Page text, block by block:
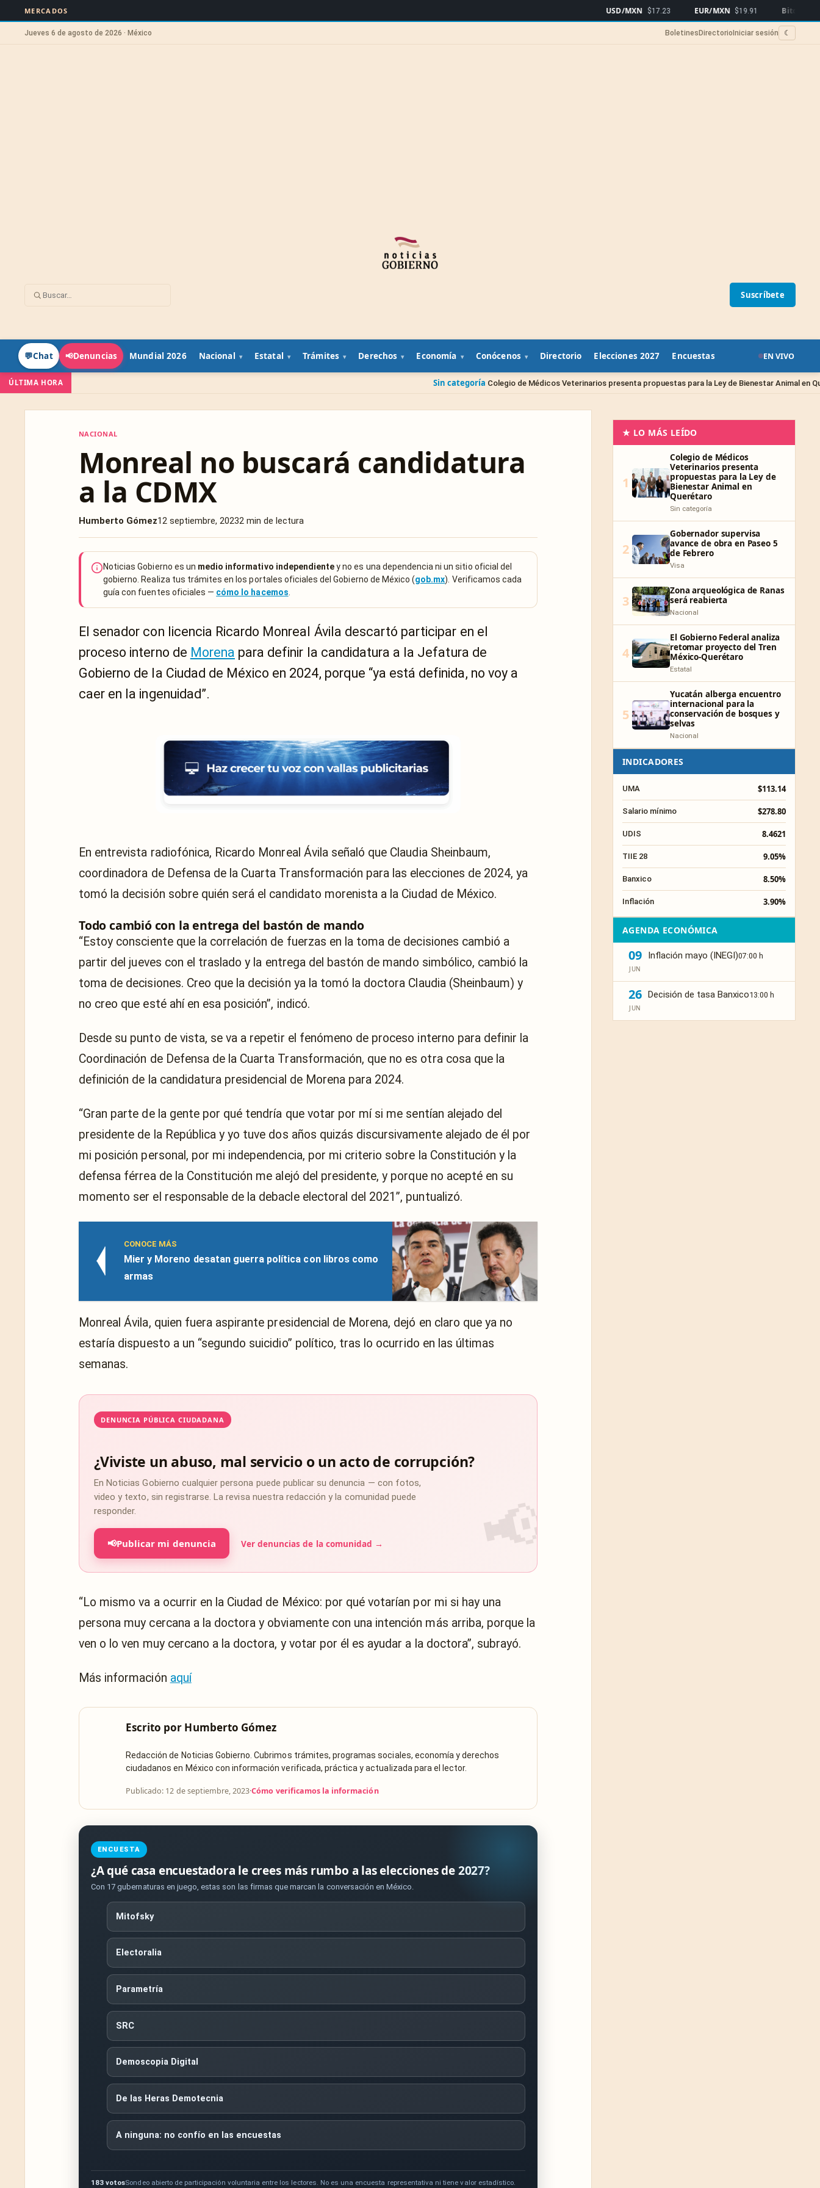
MERCADOS $17.23 EUR/MXN $19.91 Bitcoin $64,633
Jueves 6 de agosto de 2026 · México Boletines Directorio Iniciar sesión ☾
Suscríbete
💬Chat 📢Denuncias Mundial 2026 Nacional Estatal Trámites Derechos Economía Conócenos Directorio Elecciones 2027 Encuestas EN VIVO
ÚLTIMA HORA Colegio de Médicos Veterinarios presenta propuestas para la Ley de Bienestar Animal en Querétaro Sin
NACIONAL
Monreal no buscará candidatura
a la CDMX
Humberto Gómez12 septiembre, 20232 min de lectura
Noticias Gobierno es un medio informativo independientey no es una dependencia ni un sitio oficial del
gobierno. Realiza tus trámites en los portales oficiales del Gobierno de México (gob.mx). Verificamos cada
guía con fuentes oficiales — cómo lo hacemos
El senador con licencia Ricardo Monreal Ávila descartó participar en el
proceso interno de Morena para definir la candidatura a la Jefatura de
Gobierno de la Ciudad de México en 2024, porque “ya está definida, no voy a
caer en la ingenuidad”.
En entrevista radiofónica, Ricardo Monreal Ávila señaló que Claudia Sheinbaum,
coordinadora de Defensa de la Cuarta Transformación para las elecciones de 2024, ya
tomó la decisión sobre quién será el candidato morenista a la Ciudad de México.
Todo cambió con la entrega del bastón de mando
“Estoy consciente que la correlación de fuerzas en la toma de decisiones cambió a
partir del jueves con el traslado y la entrega del bastón de mando simbólico, cambió la
toma de decisiones. Creo que la decisión ya la tomó la doctora Claudia (Sheinbaum) y
no creo que esté ahí en esa posición”, indicó.
Desde su punto de vista, se va a repetir el fenómeno de proceso interno para definir la
Coordinación de Defensa de la Cuarta Transformación, que no es otra cosa que la
definición de la candidatura presidencial de Morena para 2024.
“Gran parte de la gente por qué tendría que votar por mí si me sentían alejado del
presidente de la República y yo tuve dos años quizás discursivamente alejado de él por
mi posición personal, por mi independencia, por mi criterio sobre la Constitución y la
defensa férrea de la Constitución me alejó del presidente, y porque no acepté en su
momento ser el responsable de la debacle electoral del 2021”, puntualizó.
CONOCE MÁS
Mier y Moreno desatan guerra política con libros como
armas
Monreal Ávila, quien fuera aspirante presidencial de Morena, dejó en claro que ya no
estaría dispuesto a un “segundo suicidio” político, tras lo ocurrido en las últimas
semanas.
DENUNCIA PÚBLICA CIUDADANA
¿Viviste un abuso, mal servicio o un acto de corrupción?
En Noticias Gobierno cualquier persona puede publicar su denuncia — con fotos,
video y texto, sin registrarse. La revisa nuestra redacción y la comunidad puede
responder.
📢Publicar mi denuncia Ver denuncias de la comunidad →
“Lo mismo va a ocurrir en la Ciudad de México: por qué votarían por mi si hay una
persona muy cercana a la doctora y obviamente con una intención más arriba, porque la
ven o lo ven muy cercano a la doctora, y votar por él es ayudar a la doctora”, subrayó.
Más información aquí
Escrito por Humberto Gómez
Redacción de Noticias Gobierno. Cubrimos trámites, programas sociales, economía y derechos
ciudadanos en México con información verificada, práctica y actualizada para el lector.
Publicado: 12 de septiembre, 2023·Cómo verificamos la información
ENCUESTA
¿A qué casa encuestadora le crees más rumbo a las elecciones de 2027?
Con 17 gubernaturas en juego, estas son las firmas que marcan la conversación en México.
Mitofsky
Electoralia
Parametría
SRC
Demoscopia Digital
De las Heras Demotecnia
A ninguna: no confío en las encuestas
183 votosSondeo abierto de participación voluntaria entre los lectores. No es una encuesta representativa ni tiene valor estadístico.
★ LO MÁS LEÍDO
1
Colegio de Médicos
Veterinarios presenta
propuestas para la Ley de
Bienestar Animal en
Querétaro
Sin categoría
2
Gobernador supervisa
avance de obra en Paseo 5
de Febrero
Visa
3
Zona arqueológica de Ranas
será reabierta
Nacional
4
El Gobierno Federal analiza
retomar proyecto del Tren
México-Querétaro
Estatal
5
Yucatán alberga encuentro
internacional para la
conservación de bosques y
selvas
Nacional
INDICADORES
UMA $113.14
Salario mínimo $278.80
UDIS 8.4621
TIIE 28 9.05%
Banxico 8.50%
Inflación 3.90%
AGENDA ECONÓMICA
09
JUN
Inflación mayo (INEGI)07:00 h
26
JUN
Decisión de tasa Banxico13:00 h